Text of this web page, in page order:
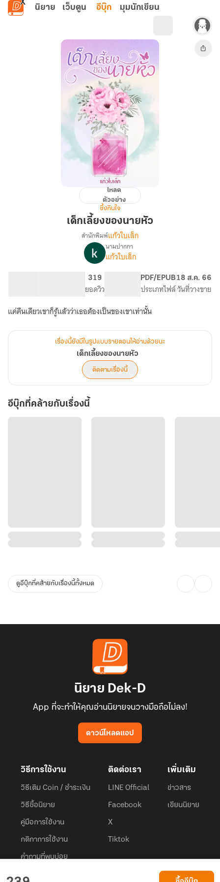
ข้ามไปยังเนื้อหาหลัก
นิยาย เว็บตูน อีบุ๊ก มุมนักเขียน
ของ
โหลด
ตัวอย่าง
ซึ้งกินใจ
เด็กเลี้ยงของนายหัว
เรื่อง
เด็ก
สำนักพิมพ์แก้วใบเล็ก
นามปากกา
แก้วใบเล็ก
319
ยอดวิว
PDF/EPUB
ประเภทไฟล์
18 ส.ค. 66
วันที่วางขาย
แค่คืนเดียวเขาก็รู้แล้วว่าเธอต้องเป็นของเขาเท่านั้น
เรื่องนี้ยังมีในรูปแบบรายตอนให้อ่านด้วยนะ
เด็กเลี้ยงของนายหัว
ติดตามเรื่องนี้
อีบุ๊กที่คล้ายกับเรื่องนี้
ดูอีบุ๊กที่คล้ายกับเรื่องนี้ทั้งหมด
นิยาย Dek-D
App ที่จะทำให้คุณอ่านนิยายจนวางมือถือไม่ลง!
ดาวน์โหลดแอป
วิธีการใช้งาน
วิธีเติม Coin / ชำระเงิน
วิธีซื้อนิยาย
คู่มือการใช้งาน
กติกาการใช้งาน
คำถามที่พบบ่อย
ติดต่อเรา
LINE Official
Facebook
X
Tiktok
เพิ่มเติม
ข่าวสาร
เขียนนิยาย
Dek-D.com ใช้คุกกี้เพื่อพัฒนาประสบการณ์ของ ผู้ใช้ให้ดียิ่งขึ้น